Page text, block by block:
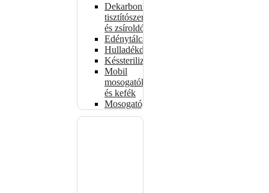
Dekarbonizáló
tisztítószerek
és zsíroldók
Edénytálcák
Hulladékdarálók
Késsterilizátorok
Mobil
mosogatók
és kefék
Mosogatógépkosarak